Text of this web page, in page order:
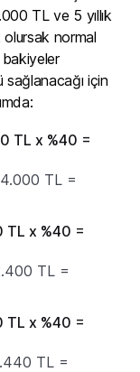
TL ve 5 yıllık
normal
bakiyeler
sağlanacağı için
TL x %40 =
TL =
TL x %40 =
TL =
TL x %40 =
TL =